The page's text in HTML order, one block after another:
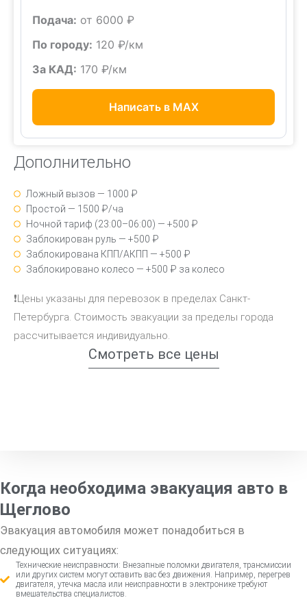
Подача: от 6000 ₽
По городу: 120 ₽/км
За КАД: 170 ₽/км
Написать в MAX
Дополнительно
Ложный вызов — 1000 ₽
Простой — 1500 ₽/ча
Ночной тариф (23:00–06:00) — +500 ₽
Заблокирован руль — +500 ₽
Заблокирована КПП/АКПП — +500 ₽
Заблокировано колесо — +500 ₽ за колесо
❗Цены указаны для перевозок в пределах Санкт-
Петербурга. Стоимость эвакуации за пределы города
рассчитывается индивидуально.
Смотреть все цены
Когда необходима эвакуация авто в
Щеглово
Эвакуация автомобиля может понадобиться в
следующих ситуациях:
Технические неисправности: Внезапные поломки двигателя, трансмиссии
или других систем могут оставить вас без движения. Например, перегрев
двигателя, утечка масла или неисправности в электронике требуют
вмешательства специалистов.